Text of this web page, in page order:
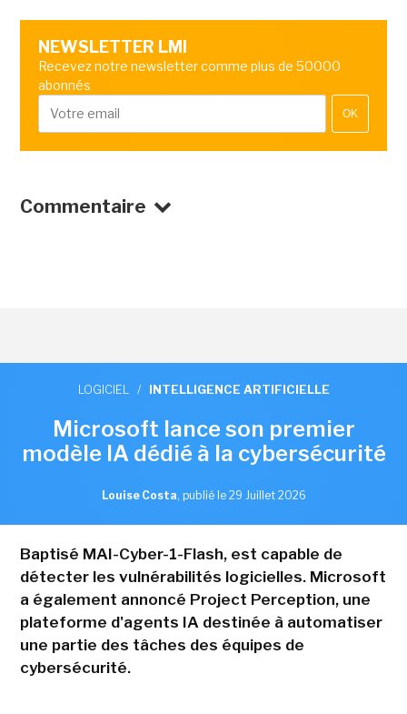
NEWSLETTER LMI
Recevez notre newsletter comme plus de 50000
abonnés
OK
Commentaire
LOGICIEL / INTELLIGENCE ARTIFICIELLE
Microsoft lance son premier
modèle IA dédié à la cybersécurité
Louise Costa, publié le 29 Juillet 2026
Baptisé MAI-Cyber-1-Flash, est capable de
détecter les vulnérabilités logicielles. Microsoft
a également annoncé Project Perception, une
plateforme d'agents IA destinée à automatiser
une partie des tâches des équipes de
cybersécurité.